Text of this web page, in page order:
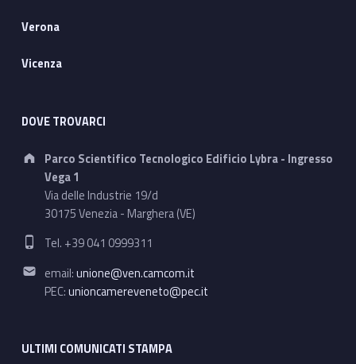
Verona
Vicenza
DOVE TROVARCI
Address:
Parco Scientifico Tecnologico Edificio Lybra - Ingresso
Vega 1
Via delle Industrie 19/d
30175 Venezia - Marghera (VE)
Phone number:
Tel. +39 041 0999311
Email address:
email:unione@ven.camcom.it
PEC:unioncamereveneto@pec.it
ULTIMI COMUNICATI STAMPA